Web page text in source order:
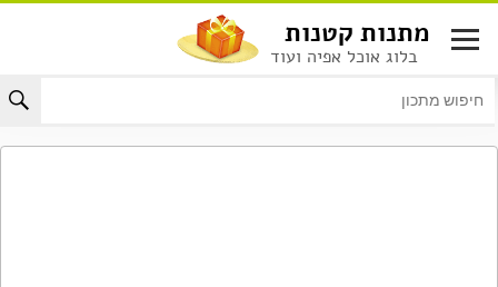
לתוכן
מתנות קטנות
בלוג אוכל אפיה ועוד